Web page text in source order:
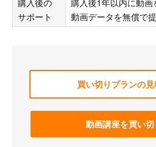
サポート
動画データを無償で
買い切りプランの
動画講座を買い